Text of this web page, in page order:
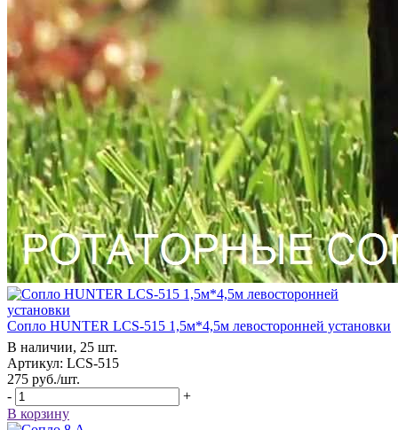
Сопло HUNTER LCS-515 1,5м*4,5м левосторонней установки
В наличии, 25 шт.
Артикул: LCS-515
275 руб./шт.
-
+
В корзину